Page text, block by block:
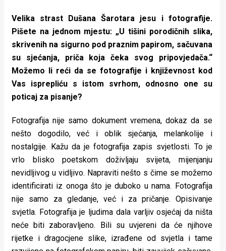
Velika strast Dušana Šarotara jesu i fotografije.
Pišete na jednom mjestu: „U tišini porodičnih slika,
skrivenih na sigurno pod praznim papirom, sačuvana
su sjećanja, priča koja čeka svog pripovjedača.“
Možemo li reći da se fotografije i književnost kod
Vas isprepliću s istom svrhom, odnosno one su
poticaj za pisanje?
Fotografija nije samo dokument vremena, dokaz da se
nešto dogodilo, već i oblik sjećanja, melankolije i
nostalgije. Kažu da je fotografija zapis svjetlosti. To je
vrlo blisko poetskom doživljaju svijeta, mijenjanju
nevidljivog u vidljivo. Napraviti nešto s čime se možemo
identificirati iz onoga što je duboko u nama. Fotografija
nije samo za gledanje, već i za pričanje. Opisivanje
svjetla. Fotografija je ljudima dala varljiv osjećaj da ništa
neće biti zaboravljeno. Bili su uvjereni da će njihove
rijetke i dragocjene slike, izrađene od svjetla i tame